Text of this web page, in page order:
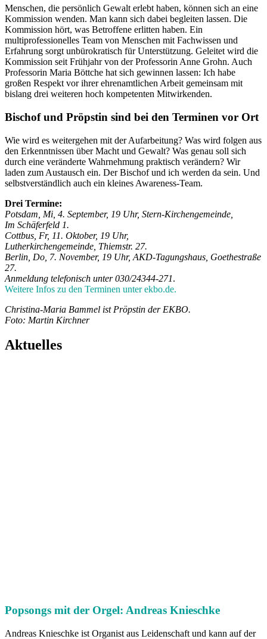
Menschen, die persönlich Gewalt erlebt haben, können sich an eine
Kommission wenden. Man kann sich dabei begleiten lassen. Die
Kommission hört, was Betroffene erlitten haben. Ein
multiprofessionelles Team von Menschen mit Fachwissen und
Erfahrung sorgt unbürokratisch für Unterstützung. Geleitet wird die
Kommission seit Frühjahr von der Professorin Anne Grohn. Auch
Professorin Maria Böttche hat sich gewinnen lassen: Ich habe
großen Respekt vor ihrer ehrenamtlichen Arbeit gemeinsam mit
bislang drei weiteren hoch kompetenten Mitwirkenden.
Bischof und Pröpstin sind bei den Terminen vor Ort
Wie wird es weitergehen mit der Aufarbeitung? Was wird folgen aus
den Erkenntnissen über Macht und Gewalt? Was genau soll sich
durch eine veränderte Wahrnehmung praktisch verändern? Wir
laden zum Austausch ein. Der Bischof und ich werden da sein. Und
selbstverständlich auch ein kleines Awareness-Team.
Drei Termine:
Potsdam, Mi, 4. September, 19 Uhr, Stern-Kirchengemeinde,
Im Schäferfeld 1.
Cottbus, Fr, 11. Oktober, 19 Uhr,
Lutherkirchengemeinde, Thiemstr. 27.
Berlin, Do, 7. November, 19 Uhr, AKD-Tagungshaus, Goethestraße
27.
Anmeldung telefonisch unter 030/24344-271.
Weitere Infos zu den Terminen unter ekbo.de.
Christina-Maria Bammel ist Pröpstin der EKBO.
Foto: Martin Kirchner
Aktuelles
Popsongs mit der Orgel: Andreas Knieschke
Andreas Knieschke ist Organist aus Leidenschaft und kann auf der